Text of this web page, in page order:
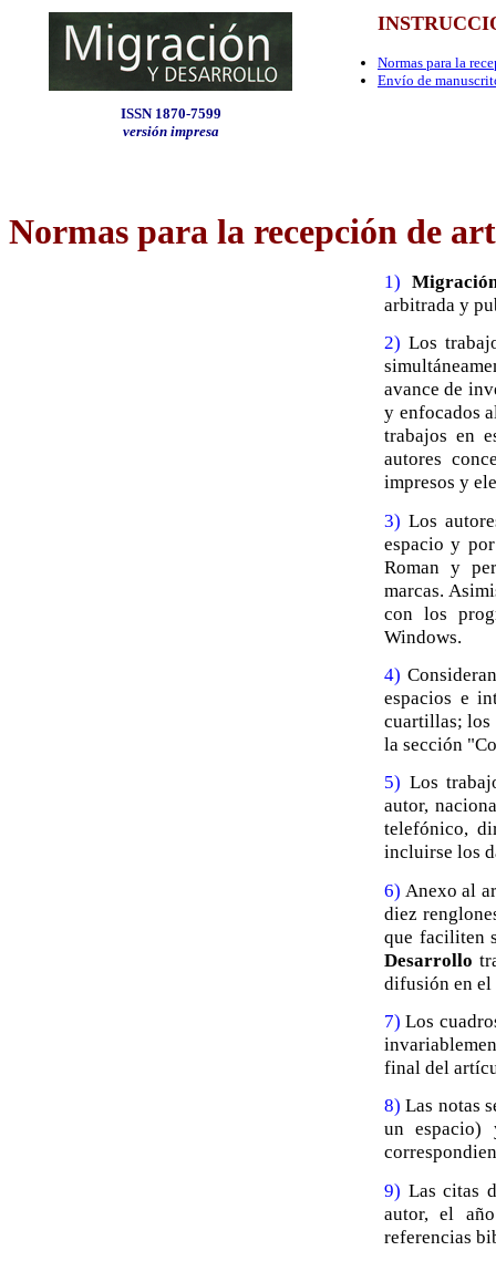
ISSN 1870-7599
versión impresa
Normas para la
Envío de
Normas para la recepción de
1)
arbitrada y
2) Los
avance de
y enfocados
trabajos en
autores
impresos y
3) Los
espacio y
Roman y
marcas.
con los
Windows.
4)
espacios e
cuartillas; los
la sección
5) Los
autor,
telefónico,
incluirse los
6) Anexo al
diez
que faciliten
Desarrollo
difusión en el
7) Los
final del
8) Las notas
un espacio)
9) Las citas
autor, el
referencias